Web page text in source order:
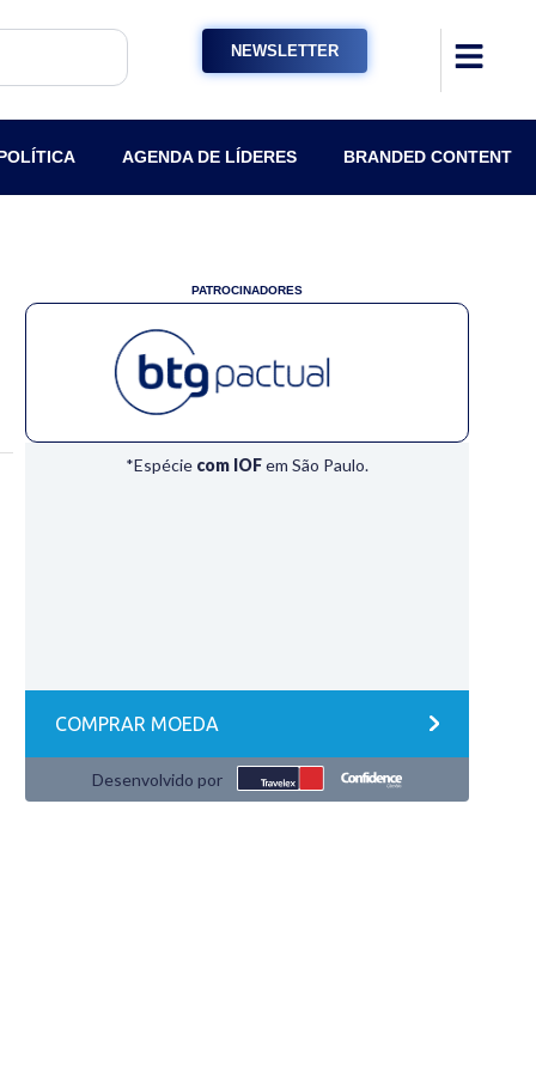
NEWSLETTER
AGENDA DE LÍDERES BRANDED CONTENT
PATROCINADORES